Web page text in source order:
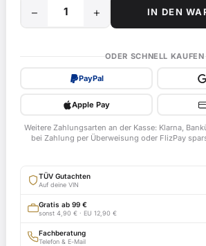
RS450,
ab
Bj.
2005
− + IN DEN
ODER SCHNELL KAUFEN
PayPal
Apple Pay
Weitere Zahlungsarten an der Kasse: Klarna,
bei Zahlung per Überweisung oder FlizPay
TÜV Gutachten
Auf deine VIN
Gratis ab 99 €
sonst 4,90 € · EU 12,90 €
Fachberatung
Telefon & E-Mail